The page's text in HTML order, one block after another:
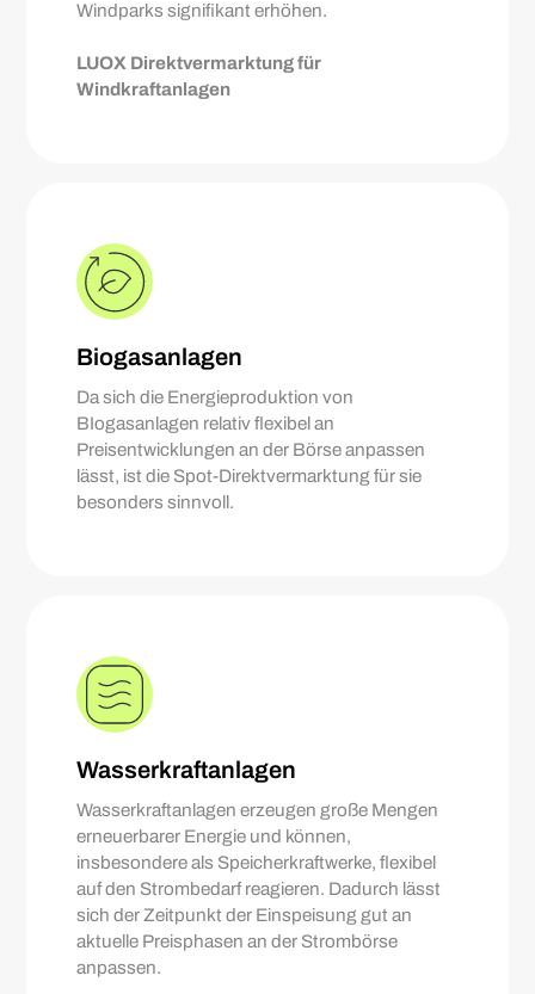
Windparks signifikant erhöhen.
LUOX Direktvermarktung für
Windkraftanlagen
Biogasanlagen
Da sich die Energieproduktion von
BIogasanlagen relativ flexibel an
Preisentwicklungen an der Börse anpassen
lässt, ist die Spot-Direktvermarktung für sie
besonders sinnvoll.
Wasserkraftanlagen
Wasserkraftanlagen erzeugen große Mengen
erneuerbarer Energie und können,
insbesondere als Speicherkraftwerke, flexibel
auf den Strombedarf reagieren. Dadurch lässt
sich der Zeitpunkt der Einspeisung gut an
aktuelle Preisphasen an der Strombörse
anpassen.